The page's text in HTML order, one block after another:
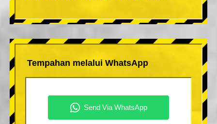
Tempahan melalui WhatsApp